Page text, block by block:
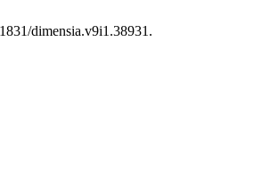
dimensia.v9i1.38931.